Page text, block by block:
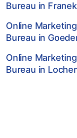
Bureau in
Online Marketing
Bureau in
Online Marketing
Bureau in